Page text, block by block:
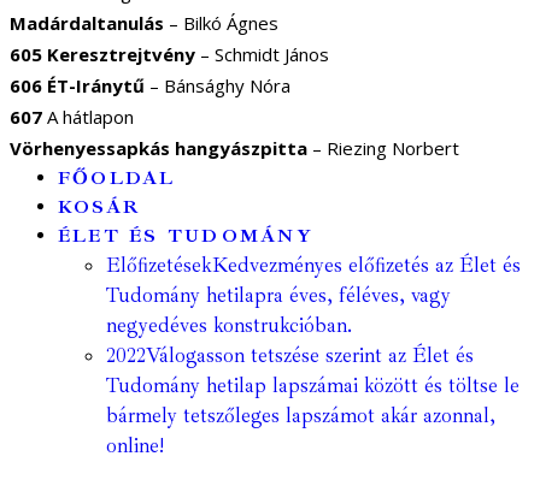
Madárdaltanulás – Bilkó Ágnes
605 Keresztrejtvény – Schmidt János
606 ÉT-Iránytű – Bánsághy Nóra
607 A hátlapon
Vörhenyessapkás hangyászpitta – Riezing Norbert
FŐOLDAL
KOSÁR
ÉLET ÉS TUDOMÁNY
ElőfizetésekKedvezményes előfizetés az Élet és
Tudomány hetilapra éves, féléves, vagy
negyedéves konstrukcióban.
2022Válogasson tetszése szerint az Élet és
Tudomány hetilap lapszámai között és töltse le
bármely tetszőleges lapszámot akár azonnal,
online!